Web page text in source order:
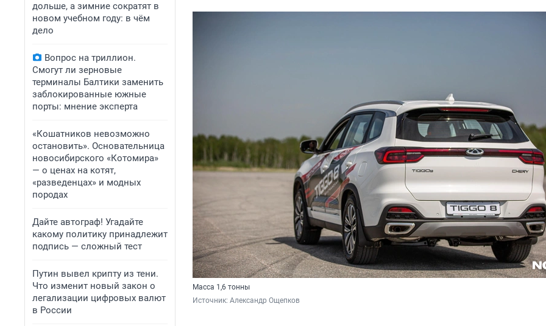
дольше, а зимние сократят в
новом учебном году: в чём
дело
Вопрос на триллион.
Смогут ли зерновые
терминалы Балтики заменить
заблокированные южные
порты: мнение эксперта
«Кошатников невозможно
остановить». Основательница
новосибирского «Котомира»
— о ценах на котят,
«разведенцах» и модных
породах
Дайте автограф! Угадайте
какому политику принадлежит
подпись — сложный тест
Путин вывел крипту из тени.
Что изменит новый закон о
легализации цифровых валют
в России
Масса 1,6 тонны
Источник: Александр Ощепков